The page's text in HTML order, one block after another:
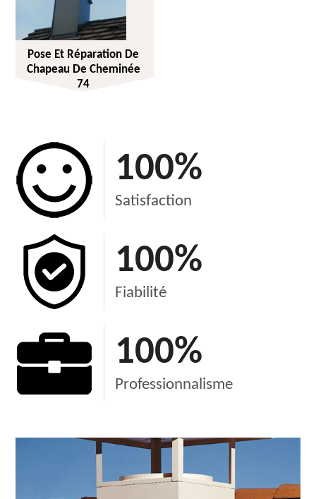
Pose Et Réparation De
Chapeau De Cheminée
74
100%
Satisfaction
100%
Fiabilité
100%
Professionnalisme